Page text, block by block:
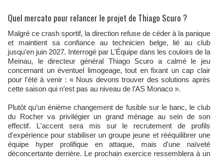
Quel mercato pour relancer le projet de Thiago Scuro ?
Malgré ce crash sportif, la direction refuse de céder à la panique
et maintient sa confiance au technicien belge, lié au club
jusqu'en juin 2027. Interrogé par L'Équipe dans les couloirs de la
Meinau, le directeur général Thiago Scuro a calmé le jeu
concernant un éventuel limogeage, tout en fixant un cap clair
pour l'été à venir : « Nous devons trouver des solutions après
cette saison qui n’est pas au niveau de l’AS Monaco ».
Plutôt qu’un énième changement de fusible sur le banc, le club
du Rocher va privilégier un grand ménage au sein de son
effectif. L'accent sera mis sur le recrutement de profils
d'expérience pour stabiliser un groupe jeune et rééquilibrer une
équipe hyper prolifique en attaque, mais d'une naïveté
déconcertante derrière. Le prochain exercice ressemblera à un